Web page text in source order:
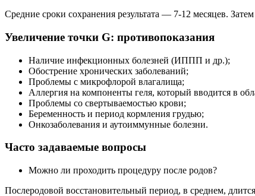
Средние сроки сохранения результата — 7-12 месяцев.
Увеличение точки G: противопоказания
Наличие инфекционных болезней (ИППП и др.);
Обострение хронических заболеваний;
Проблемы с микрофлорой влагалища;
Аллергия на компоненты геля, который вводится в
Проблемы со свертываемостью крови;
Беременность и период кормления грудью;
Онкозаболевания и аутоиммунные болезни.
Часто задаваемые вопросы
Можно ли проходить процедуру после родов?
Послеродовой восстановительный период, в среднем,